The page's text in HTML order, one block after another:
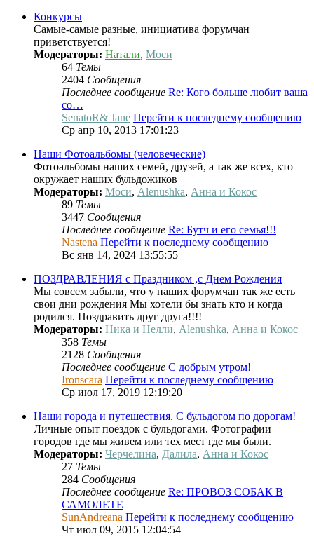
Конкурсы
Самые-самые разные, инициатива форумчан
приветствуется!
Модераторы: Натали, Моси
64 Темы
2404 Сообщения
Последнее сообщение Re: Кого больше любит ваша
со…
SenatoR& Jane Перейти к последнему сообщению
Ср апр 10, 2013 17:01:23
Наши Фотоальбомы (человеческие)
Фотоальбомы наших семей, друзей, а так же всех, кто
окружает наших бульдожиков
Модераторы: Моси, Alenushka, Анна и Кокос
89 Темы
3447 Сообщения
Последнее сообщение Re: Бутч и его семья!!!
Nastena Перейти к последнему сообщению
Вс янв 14, 2024 13:55:55
ПОЗДРАВЛЕНИЯ с Праздником ,с Днем Рождения
Мы совсем забыли, что у наших форумчан так же есть
свои дни рождения Мы хотели бы знать кто и когда
родился. Поздравить друг друга!!!!
Модераторы: Ника и Нелли, Alenushka, Анна и Кокос
358 Темы
2128 Сообщения
Последнее сообщение С добрым утром!
Ironscara Перейти к последнему сообщению
Ср июл 17, 2019 12:19:20
Наши города и путешествия. С бульдогом по дорогам!
Личные опыт поездок с бульдогами. Фотографии
городов где мы живем или тех мест где мы были.
Модераторы: Черчелина, Далила, Анна и Кокос
27 Темы
284 Сообщения
Последнее сообщение Re: ПРОВОЗ СОБАК В
САМОЛЕТЕ
SunAndreana Перейти к последнему сообщению
Чт июл 09, 2015 12:04:54